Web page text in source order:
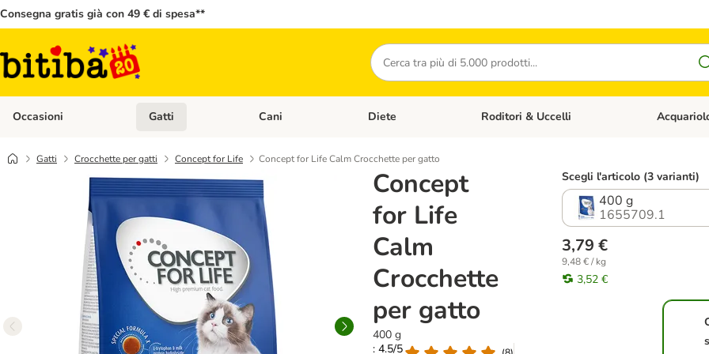
Consegna gratis già con 49 € di spesa**
Cerca
Occasioni Apri Menù Categoria: Occasioni
Gatti Apri Menù Categoria: Gatti
Cani Apri Menù Categoria: Cani
Diete Apri Menù Categoria: Diete
Roditori & Uccelli Apri Menù
Gatti Crocchette per gatti Concept for Life Concept for Life Calm Crocchette per gatto
Concept
for Life
Calm
Crocchette
per gatto
400 g
: 4.5/5
Scegli l'articolo (3 varianti)
400 g
1655709.1
3,79 €
9,48 € / kg
3,52 €